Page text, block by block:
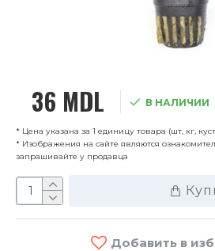
36 MDL В НАЛИЧИИ
* Цена указана за 1 единицу товара (шт, кг,
* Изображения на сайте являются
запрашивайте у продавца
Добавить в